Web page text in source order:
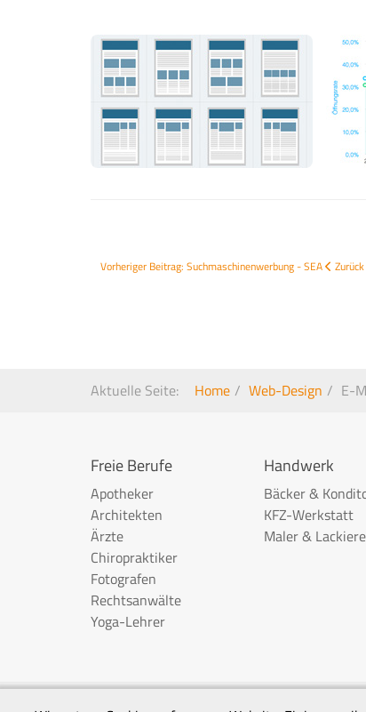
Vorheriger Beitrag: Suchmaschinenwerbung - SEA Zurück
Aktuelle Seite: Home Web-Design E-
Freie Berufe
Apotheker
Architekten
Ärzte
Chiropraktiker
Fotografen
Rechtsanwälte
Yoga-Lehrer
Handwerk
Bäcker &
KFZ-Werkstatt
Maler &